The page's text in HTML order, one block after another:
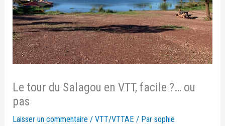
Le tour du Salagou en VTT, facile ?… ou
pas
Laisser un commentaire /VTT/VTTAE / Parsophie